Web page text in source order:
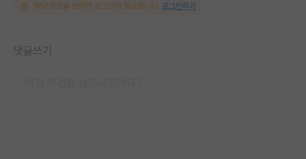
해당 댓글을 보려면 로그인이 필요합니다. 로그인하기
댓글쓰기